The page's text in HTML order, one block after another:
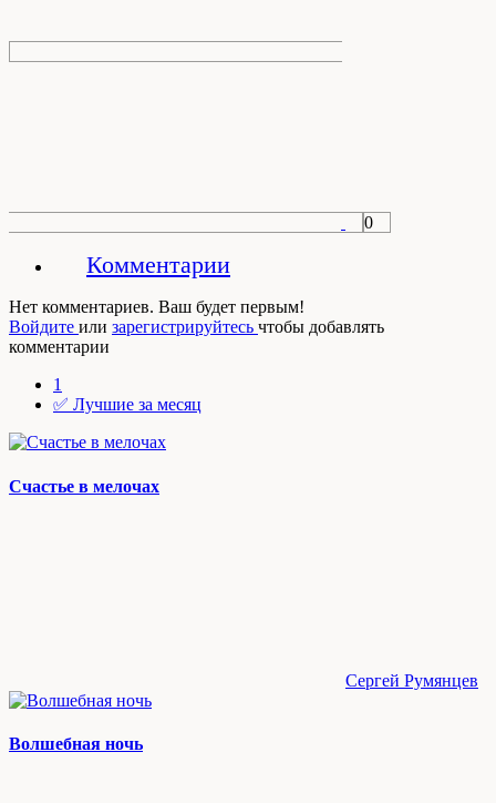
0
Комментарии
Нет комментариев. Ваш будет первым!
Войдите или зарегистрируйтесь чтобы добавлять
комментарии
1
✅ Лучшие за месяц
Счастье в мелочах
Сергей Румянцев
Волшебная ночь